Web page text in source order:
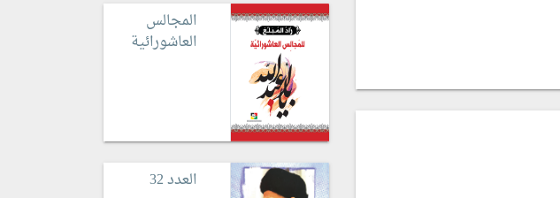
المجالس
العاشورائية
العدد 32